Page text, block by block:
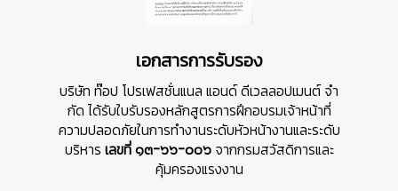
เอกสารการรับรอง
บริษัท ท๊อป โปรเฟสชั่นแนล แอนด์ ดีเวลลอปเมนต์ จํา
กัด ได้รับใบรับรองหลักสูตรการฝึกอบรมเจ้าหน้าที่
ความปลอดภัยในการทำงานระดับหัวหน้างานและระดับ
บริหาร เลขที่ ๑๓-๖๖-๐๐๖ จากกรมสวัสดิการและ
คุ้มครองแรงงาน